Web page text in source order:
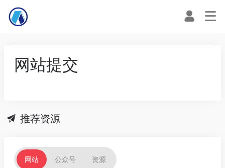
网站提交
推荐资源
网站 公众号 资源